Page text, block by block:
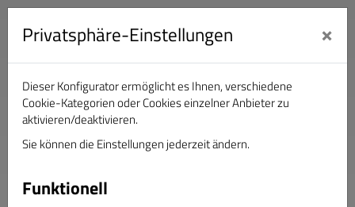
Verband Deutscher Sportjournalisten e.V.
Privatsphäre-Einstellungen ×
Dieser Konfigurator ermöglicht es Ihnen, verschiedene
Cookie-Kategorien oder Cookies einzelner Anbieter zu
aktivieren/deaktivieren.
Sie können die Einstellungen jederzeit ändern.
Funktionell